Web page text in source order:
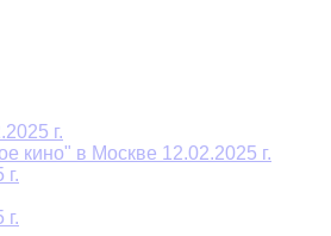
г.
кино" в Москве 12.02.2025 г.